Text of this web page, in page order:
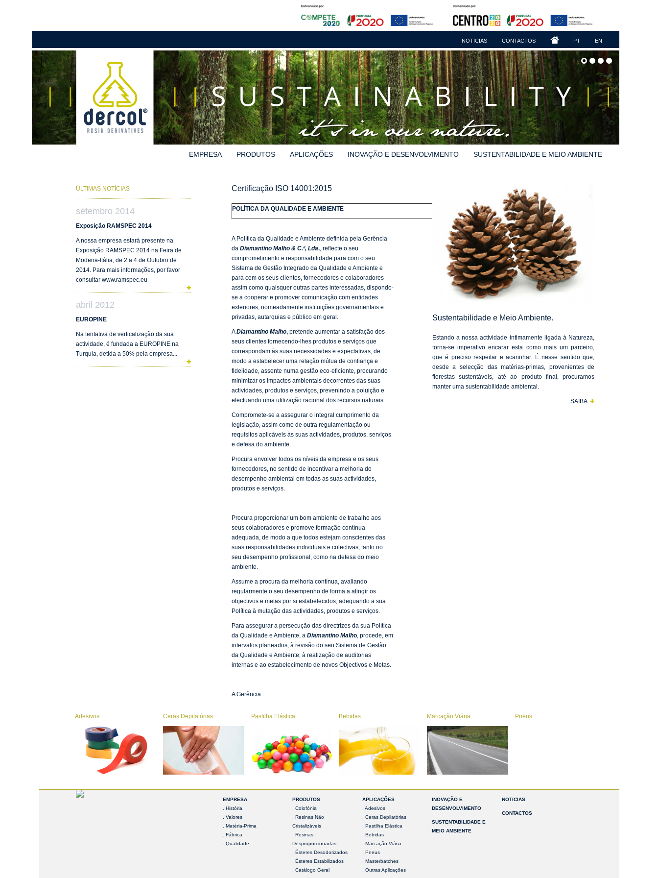
PT EN
NOTICIAS CONTACTOS
EMPRESA PRODUTOS APLICAÇÕES INOVAÇÃO E DESENVOLVIMENTO SUSTENTABILIDADE E MEIO AMBIENTE
ÚLTIMAS NOTÍCIAS
setembro 2014
Exposição RAMSPEC 2014
A nossa empresa estará presente na
Exposição RAMSPEC 2014 na Feira de
Modena-Itália, de 2 a 4 de Outubro de
2014. Para mais informações, por favor
consultar www.ramspec.eu
abril 2012
EUROPINE
Na tentativa de verticalização da sua
actividade, é fundada a EUROPINE na
Turquia, detida a 50% pela empresa...
Certificação ISO 14001:2015
POLÍTICA DA QUALIDADE E AMBIENTE
A Política da Qualidade e Ambiente definida pela Gerência
da Diamantino Malho & C.ª, Lda., reflecte o seu
comprometimento e responsabilidade para com o seu
Sistema de Gestão Integrado da Qualidade e Ambiente e
para com os seus clientes, fornecedores e colaboradores
assim como quaisquer outras partes interessadas, dispondo-
se a cooperar e promover comunicação com entidades
exteriores, nomeadamente instituições governamentais e
privadas, autarquias e público em geral.
ADiamantino Malho,pretende aumentar a satisfação dos
seus clientes fornecendo-lhes produtos e serviços que
correspondam às suas necessidades e expectativas, de
modo a estabelecer uma relação mútua de confiança e
fidelidade, assente numa gestão eco-eficiente, procurando
minimizar os impactes ambientais decorrentes das suas
actividades, produtos e serviços, prevenindo a poluição e
efectuando uma utilização racional dos recursos naturais.
Compromete-se a assegurar o integral cumprimento da
legislação, assim como de outra regulamentação ou
requisitos aplicáveis às suas actividades, produtos, serviços
e defesa do ambiente.
Procura envolver todos os níveis da empresa e os seus
fornecedores, no sentido de incentivar a melhoria do
desempenho ambiental em todas as suas actividades,
produtos e serviços.
Procura proporcionar um bom ambiente de trabalho aos
seus colaboradores e promove formação contínua
adequada, de modo a que todos estejam conscientes das
suas responsabilidades individuais e colectivas, tanto no
seu desempenho profissional, como na defesa do meio
ambiente.
Assume a procura da melhoria contínua, avaliando
regularmente o seu desempenho de forma a atingir os
objectivos e metas por si estabelecidos, adequando a sua
Política à mutação das actividades, produtos e serviços.
Para assegurar a persecução das directrizes da sua Política
da Qualidade e Ambiente, a Diamantino Malho, procede, em
intervalos planeados, à revisão do seu Sistema de Gestão
da Qualidade e Ambiente, à realização de auditorias
internas e ao estabelecimento de novos Objectivos e Metas.
A Gerência.
Sustentabilidade e Meio Ambiente.
Estando a nossa actividade intimamente ligada à Natureza,
torna-se imperativo encarar esta como mais um parceiro,
que é preciso respeitar e acarinhar. É nesse sentido que,
desde a selecção das matérias-primas, provenientes de
florestas sustentáveis, até ao produto final, procuramos
manter uma sustentabilidade ambiental.
SAIBA
Adesivos Ceras Depilatórias Pastilha Elástica Bebidas Marcação Viária Pneus
EMPRESA
. História
. Valores
. Matéria-Prima
. Fábrica
. Qualidade
PRODUTOS
. Colofónia
. Resinas Não
Cristalizáveis
. Resinas
Desproporcionadas
. Ésteres Desodorizados
. Ésteres Estabilizados
. Catálogo Geral
APLICAÇÕES
. Adesivos
. Ceras Depilatórias
. Pastilha Elástica
. Bebidas
. Marcação Viária
. Pneus
. Masterbatches
. Outras Aplicações
INOVAÇÃO E
DESENVOLVIMENTO
SUSTENTABILIDADE E
MEIO AMBIENTE
NOTICIAS
CONTACTOS